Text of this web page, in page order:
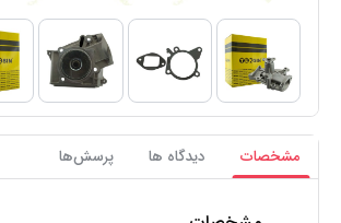
مشخصات دیدگاه ها پرسش‌ها